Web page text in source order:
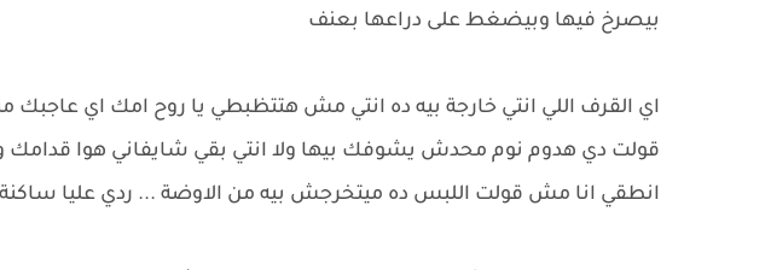
بيصرخ فيها وبيضغط على دراعها بعنف
اي القرف اللي انتي خارجة بيه ده انتي مش هتتظبطي يا روح امك اي عاجبك
قولت دي هدوم نوم محدش يشوفك بيها ولا انتي بقي شايفاني هوا
انطقي انا مش قولت اللبس ده ميتخرجش بيه من الاوضة ... ردي عليا ساكنة